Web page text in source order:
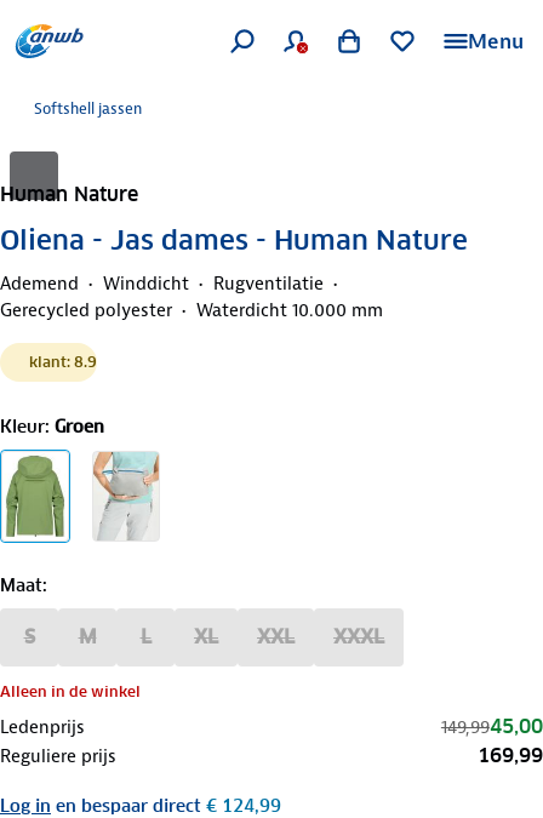
Menu
Softshell jassen
Human Nature
Oliena - Jas dames - Human Nature
Ademend Winddicht
Rugventilatie
Gerecycled polyester
Waterdicht 10.000 mm
klant: 8.9
Kleur: Groen
Maat:
S M L XL XXL XXXL
Alleen in de winkel
Ledenprijs 149,9945,00
Reguliere prijs 169,99
Log in en bespaar direct € 124,99